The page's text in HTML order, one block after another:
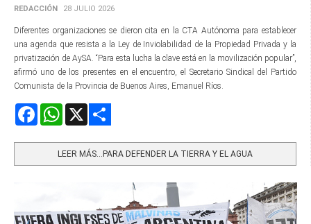
REDACCIÓN 28 JULIO 2026
Diferentes organizaciones se dieron cita en la CTA Autónoma para establecer
una agenda que resista a la Ley de Inviolabilidad de la Propiedad Privada y la
privatización de AySA. “Para esta lucha la clave está en la movilización popular”,
afirmó uno de los presentes en el encuentro, el Secretario Sindical del Partido
Comunista de la Provincia de Buenos Aires, Emanuel Ríos.
FacebookWhatsApp
LEER MÁS…PARA DEFENDER LA TIERRA Y EL AGUA